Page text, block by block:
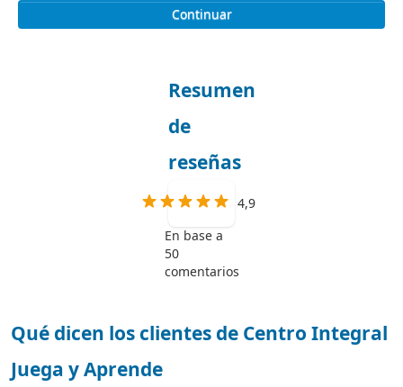
Continuar
Resumen
de
reseñas
4,9
En base a
50
comentarios
Qué dicen los clientes de Centro Integral
Juega y Aprende